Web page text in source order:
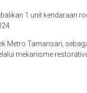
1 unit kendaraan
Metro Tamansari,
mekanisme